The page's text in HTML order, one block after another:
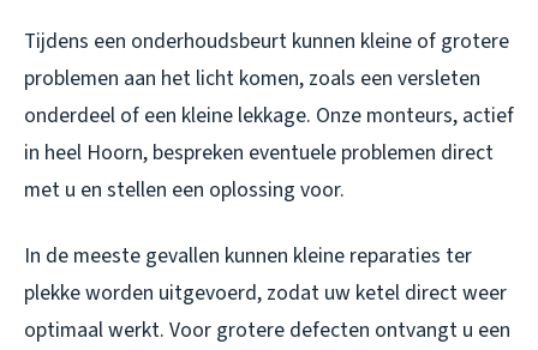
Tijdens een onderhoudsbeurt kunnen kleine of grotere
problemen aan het licht komen, zoals een versleten
onderdeel of een kleine lekkage. Onze monteurs, actief
in heel Hoorn, bespreken eventuele problemen direct
met u en stellen een oplossing voor.
In de meeste gevallen kunnen kleine reparaties ter
plekke worden uitgevoerd, zodat uw ketel direct weer
optimaal werkt. Voor grotere defecten ontvangt u een